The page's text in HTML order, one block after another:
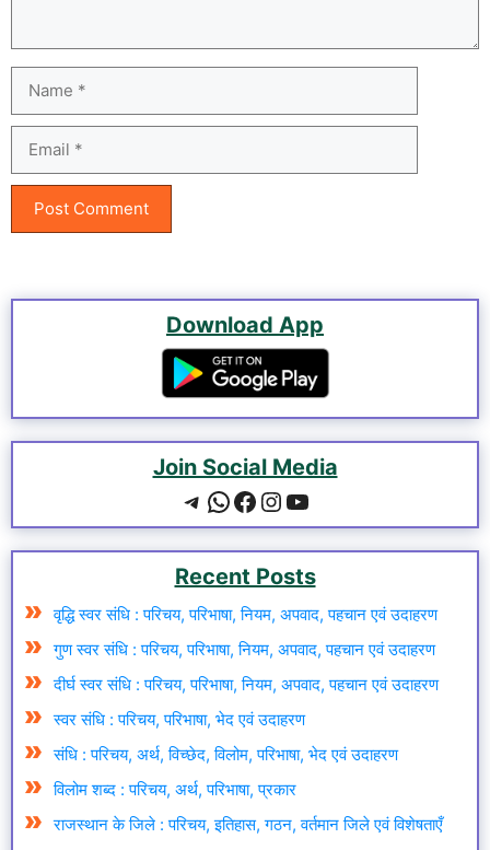
Download App
Join Social Media
Telegram
WhatsApp
Facebook
Instagram
YouTube
Recent Posts
वृद्धि स्वर संधि : परिचय, परिभाषा, नियम, अपवाद, पहचान एवं उदाहरण
गुण स्वर संधि : परिचय, परिभाषा, नियम, अपवाद, पहचान एवं उदाहरण
दीर्घ स्वर संधि : परिचय, परिभाषा, नियम, अपवाद, पहचान एवं उदाहरण
स्वर संधि : परिचय, परिभाषा, भेद एवं उदाहरण
संधि : परिचय, अर्थ, विच्छेद, विलोम, परिभाषा, भेद एवं उदाहरण
विलोम शब्द : परिचय, अर्थ, परिभाषा, प्रकार
राजस्थान के जिले : परिचय, इतिहास, गठन, वर्तमान जिले एवं विशेषताएँ